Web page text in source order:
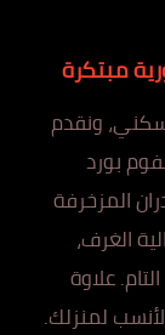
مبتكرة
ونقدم
بورد
المزخرفة
الغرف،
علاوة
لمنزلك.